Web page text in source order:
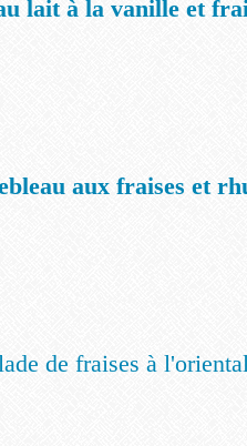
lait à la vanille et
aux fraises et
de fraises à